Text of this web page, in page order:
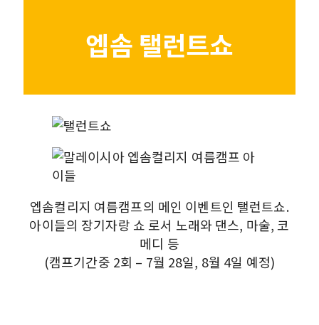
엡솜 탤런트쇼
엡솜컬리지 여름캠프의 메인 이벤트인 탤런트쇼.
아이들의 장기자랑 쇼 로서 노래와 댄스, 마술, 코
메디 등
(캠프기간중 2회 – 7월 28일, 8월 4일 예정)